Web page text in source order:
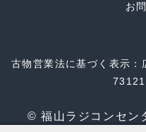
お
古物営業法に基づく表示
© 福山ラジコンセン